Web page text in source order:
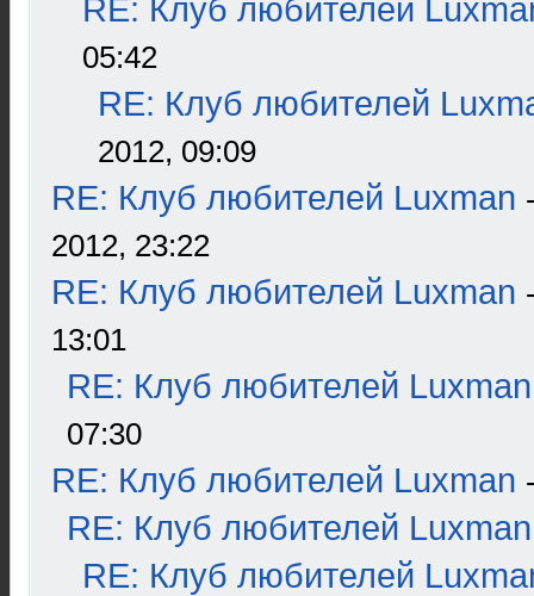
RE: Клуб любителей
05:42
RE: Клуб любителей
2012, 09:09
RE: Клуб любителей Luxman
2012, 23:22
RE: Клуб любителей Luxman
13:01
RE: Клуб любителей Luxman
07:30
RE: Клуб любителей Luxman
RE: Клуб любителей Luxman
RE: Клуб любителей